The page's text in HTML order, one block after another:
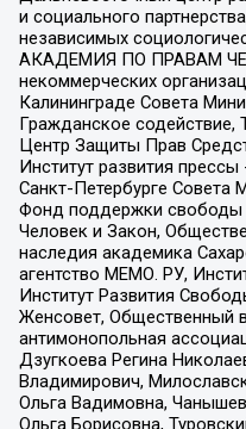
и социального
независимых
АКАДЕМИЯ ПО ПРАВАМ
некоммерческих
Калининграде Совета
Гражданское содействие,
Центр Защиты Прав
Институт развития
Санкт-Петербурге Совета
Фонд поддержки свободы
Человек и Закон,
наследия академика
агентство МЕМО. РУ,
Институт Развития
Женсовет, Общественный
антимонопольная
Дзугкоева Регина
Владимирович,
Ольга Вадимовна,
Ольга Борисовна,